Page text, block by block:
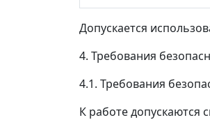
Допускается
4. Требования
4.1. Требования
К работе